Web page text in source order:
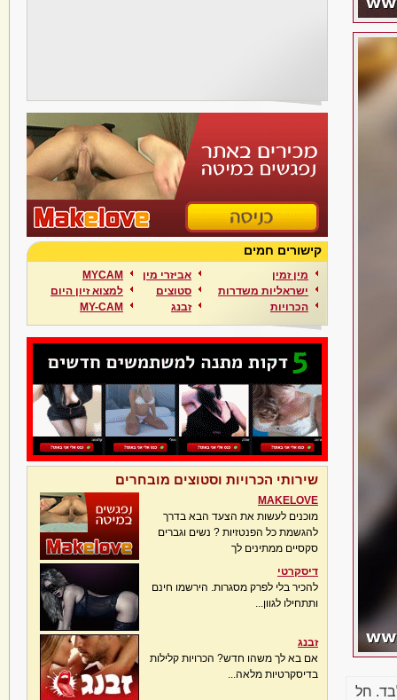
חל
קישורים חמים
מין זמין
ישראליות משדרות
הכרויות
אביזרי מין
סטוצים
זבנג
MYCAM
למצוא זיון היום
MY-CAM
שירותי הכרויות וסטוצים מובחרים
MAKELOVE
מוכנים לעשות את הצעד הבא בדרך
להגשמת כל הפנטזיות ? נשים וגברים
סקסיים ממתינים לך
דיסקרטי
להכיר בלי לפרק מסגרות. הירשמו חינם
ותתחילו לגוון...
זבנג
אם בא לך משהו חדש? הכרויות קלילות
בדיסקרטיות מלאה...